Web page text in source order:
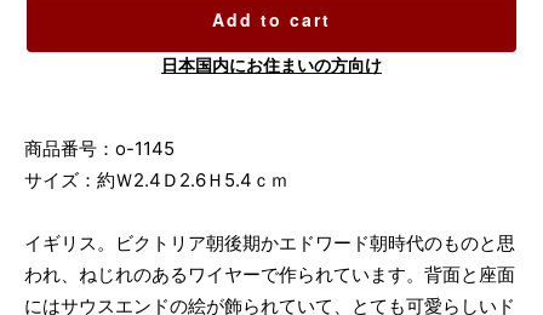
Add to cart
日本国内にお住まいの方向け
商品番号：o-1145
サイズ：約Ｗ2.4Ｄ2.6Ｈ5.4ｃｍ
イギリス。ビクトリア朝後期かエドワード朝時代のものと思
われ、ねじれのあるワイヤーで作られています。背面と座面
にはサウスエンドの絵が飾られていて、とても可愛らしいド